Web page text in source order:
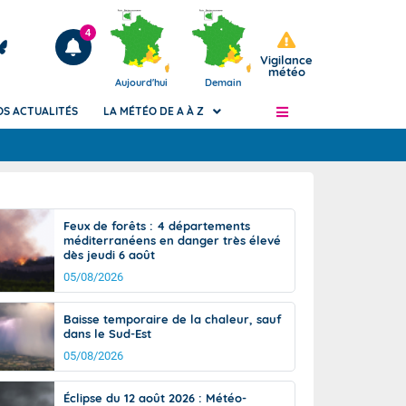
Articles
4
Aujourd'hui Demain
Vigilance
météo
de
Phénomènes dangereux de J+2 à J+7
Avertissement pluies intenses à l'échelle
des communes (Apic)
Bulletins Marine
Bulletins d'estimation du risque
d'avalanche
Météo des forêts
Vigicrues
ACTUALITÉS LA MÉTÉO DE A À Z
Feux de forêts : 4 départements
méditerranéens en danger très élevé
dès jeudi 6 août
05/08/2026
Baisse temporaire de la chaleur, sauf
dans le Sud-Est
05/08/2026
Éclipse du 12 août 2026 : Météo-